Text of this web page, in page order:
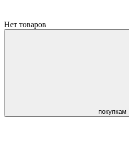
Нет товаров
покупкам